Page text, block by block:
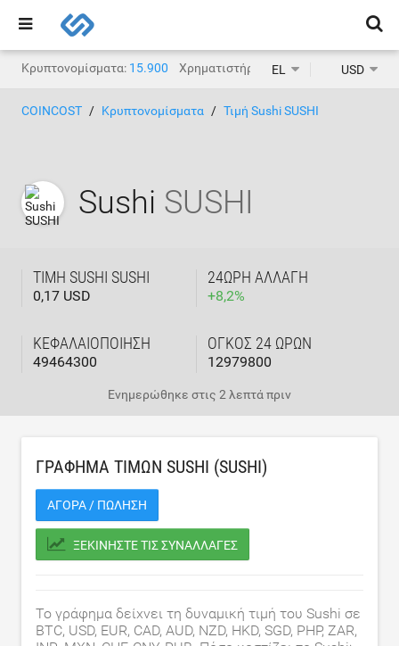
Κρυπτονομίσματα: 15.900 Χρηματιστήρια κρυπτονομισμάτων:
EL USD
COINCOST Κρυπτονομίσματα Τιμή Sushi SUSHI
Sushi SUSHI
ΤΙΜΉ SUSHI SUSHI
0,17 USD
24ΩΡΗ ΑΛΛΑΓΉ
+8,2%
ΚΕΦΑΛΑΙΟΠΟΊΗΣΗ
49464300
ΌΓΚΟΣ 24 ΩΡΏΝ
12979800
Ενημερώθηκε στις 2 λεπτά πριν
ΓΡΆΦΗΜΑ ΤΙΜΏΝ SUSHI (SUSHI)
ΑΓΟΡΆ / ΠΏΛΗΣΗ
ΞΕΚΙΝΉΣΤΕ ΤΙΣ ΣΥΝΑΛΛΑΓΈΣ
Το γράφημα δείχνει τη δυναμική τιμή του Sushi σε
BTC, USD, EUR, CAD, AUD, NZD, HKD, SGD, PHP, ZAR,